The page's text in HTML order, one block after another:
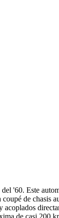
'60. Este
de chasis
de casi 200